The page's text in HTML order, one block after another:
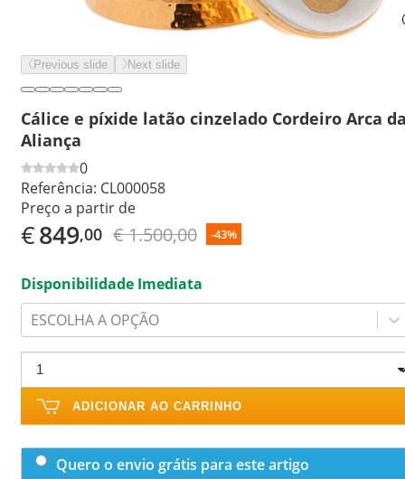
Previous slide Next slide
Cálice e píxide latão cinzelado Cordeiro Arca
Aliança
0
Referência: CL000058
Preço a partir de
€849,00 € 1.500,00 -43%
Disponibilidade Imediata
ESCOLHA A OPÇÃO
ADICIONAR AO CARRINHO
Quero o envio grátis para este artigo